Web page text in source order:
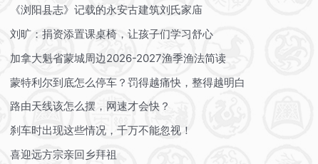
《浏阳县志》记载的永安古建筑刘氏家庙
刘旷：捐资添置课桌椅，让孩子们学习舒心
加拿大魁省蒙城周边2026-2027渔季渔法简读
蒙特利尔到底怎么停车？罚得越痛快，整得越明白
路由天线该怎么摆，网速才会快？
刹车时出现这些情况，千万不能忽视！
喜迎远方宗亲回乡拜祖